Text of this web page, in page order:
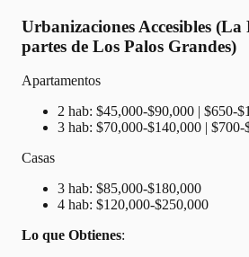
Urbanizaciones Accesibles
partes de Los Palos Grandes)
Apartamentos
2 hab: $45,000-$90,000 | $650-
3 hab: $70,000-$140,000 | $700-
Casas
3 hab: $85,000-$180,000
4 hab: $120,000-$250,000
Lo que Obtienes: